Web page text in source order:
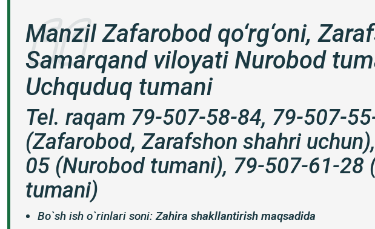
Manzil Zafarobod qo‘rg‘oni,
Samarqand viloyati Nurobod
Uchquduq tumani
Tel. raqam 79-507-58-84, 79-507-
(Zafarobod, Zarafshon shahri
05 (Nurobod tumani), 79-507-61-28
tumani)
Bo`sh ish o`rinlari soni:Zahira shakllantirish maqsadida